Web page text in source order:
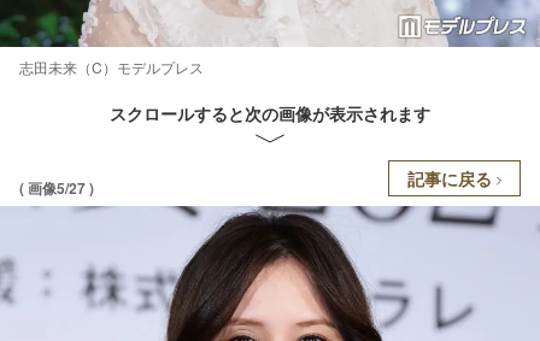
志田未来（C）モデルプレス
スクロールすると次の画像が表示されます
( 画像5/27 ) 記事に戻る